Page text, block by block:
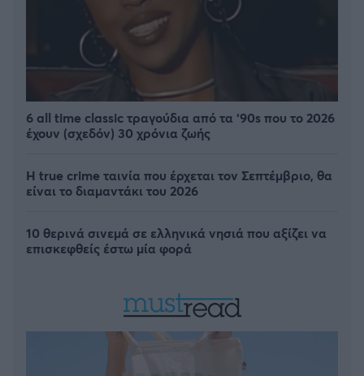
6 all time classic τραγούδια από τα ‘90s που το 2026
έχουν (σχεδόν) 30 χρόνια ζωής
Η true crime ταινία που έρχεται τον Σεπτέμβριο, θα
είναι το διαμαντάκι του 2026
10 θερινά σινεμά σε ελληνικά νησιά που αξίζει να
επισκεφθείς έστω μία φορά